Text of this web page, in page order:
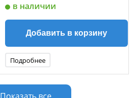
в наличии
Добавить в корзину
Подробнее